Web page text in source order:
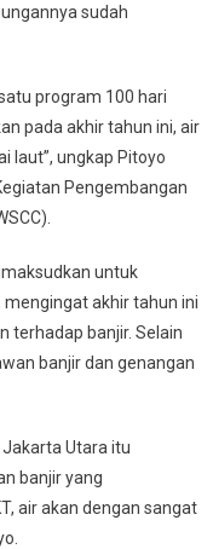
sudah
program 100 hari
pada akhir tahun ini, air
laut”, ungkap Pitoyo
Pengembangan
untuk
akhir tahun ini
terhadap banjir. Selain
banjir dan genangan
Utara itu
banjir yang
air akan dengan sangat